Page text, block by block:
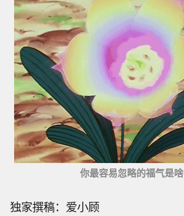
你最容易忽略的福气是啥
独家撰稿：爱小顾